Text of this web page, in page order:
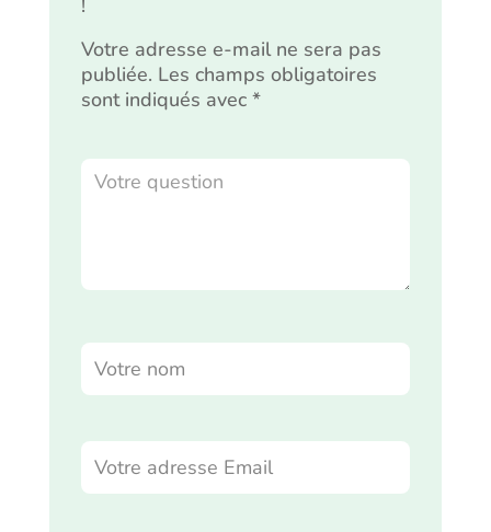
!
Votre adresse e-mail ne sera pas
publiée. Les champs obligatoires
sont indiqués avec *